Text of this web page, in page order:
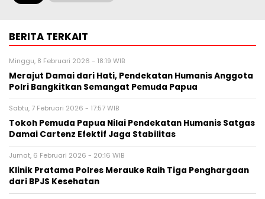
BERITA TERKAIT
Minggu, 8 Februari 2026 - 18:19 WIB
Merajut Damai dari Hati, Pendekatan Humanis Anggota
Polri Bangkitkan Semangat Pemuda Papua
Sabtu, 7 Februari 2026 - 17:57 WIB
Tokoh Pemuda Papua Nilai Pendekatan Humanis Satgas
Damai Cartenz Efektif Jaga Stabilitas
Jumat, 6 Februari 2026 - 20:16 WIB
Klinik Pratama Polres Merauke Raih Tiga Penghargaan
dari BPJS Kesehatan